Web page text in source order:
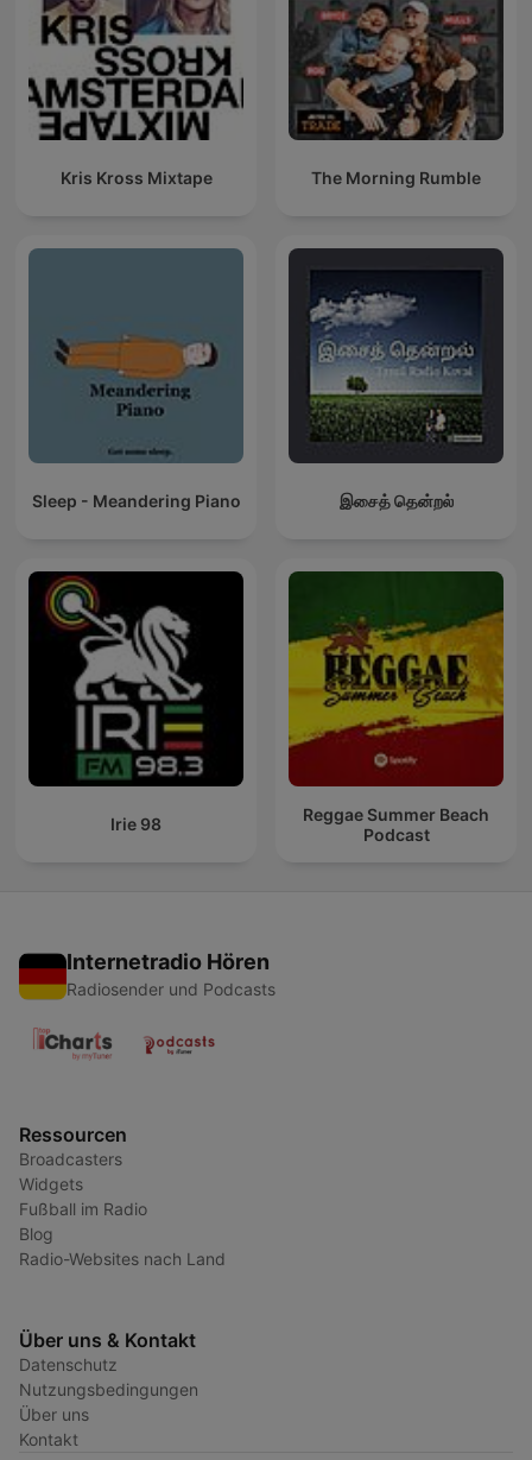
Kris Kross Mixtape The Morning Rumble
Sleep - Meandering Piano இசைத் தென்றல்
Irie 98
Reggae Summer Beach
Podcast
Internetradio Hören
Radiosender und Podcasts
Ressourcen
Broadcasters
Widgets
Fußball im Radio
Blog
Radio-Websites nach Land
Über uns & Kontakt
Datenschutz
Nutzungsbedingungen
Über uns
Kontakt